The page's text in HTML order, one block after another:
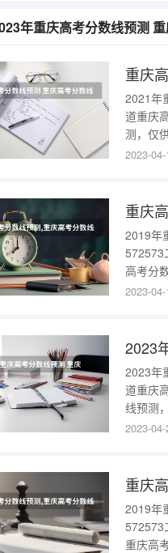
年重庆高考分数线预测
2021年
道重庆
测，仅
试题难
们还是
2023-
2019年
572573
高考分
么时候
2023-
2023年重
道重庆
线预测
考本科
2023-
重庆
2019年
572573
重庆高考分数